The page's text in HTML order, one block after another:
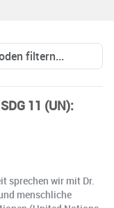
11 (UN):
sprechen wir mit Dr.
menschliche